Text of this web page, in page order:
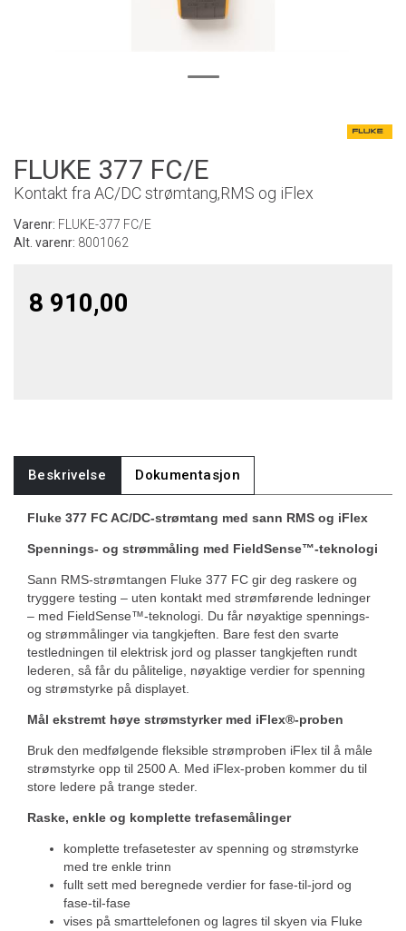
FLUKE 377 FC/E
Kontakt fra AC/DC strømtang,RMS og iFlex
Varenr: FLUKE-377 FC/E
Alt. varenr: 8001062
8 910,00
Beskrivelse Dokumentasjon
Fluke 377 FC AC/DC-strømtang med sann RMS og iFlex
Spennings- og strømmåling med FieldSense™-teknologi
Sann RMS-strømtangen Fluke 377 FC gir deg raskere og
tryggere testing – uten kontakt med strømførende ledninger
– med FieldSense™-teknologi. Du får nøyaktige spennings-
og strømmålinger via tangkjeften. Bare fest den svarte
testledningen til elektrisk jord og plasser tangkjeften rundt
lederen, så får du pålitelige, nøyaktige verdier for spenning
og strømstyrke på displayet.
Mål ekstremt høye strømstyrker med iFlex®-proben
Bruk den medfølgende fleksible strømproben iFlex til å måle
strømstyrke opp til 2500 A. Med iFlex-proben kommer du til
store ledere på trange steder.
Raske, enkle og komplette trefasemålinger
komplette trefasetester av spenning og strømstyrke
med tre enkle trinn
fullt sett med beregnede verdier for fase-til-jord og
fase-til-fase
vises på smarttelefonen og lagres til skyen via Fluke